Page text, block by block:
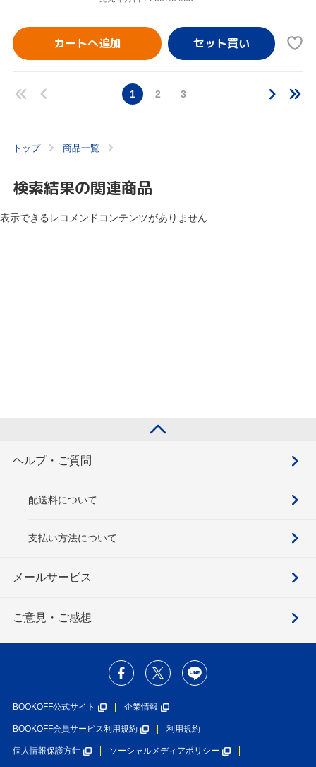
カートへ追加
1 2 3
トップ 商品一覧
検索結果の関連商品
表示できるレコメンドコンテンツがありません
ヘルプ・ご質問
配送料について
支払い方法について
メールサービス
ご意見・ご感想
BOOKOFF公式サイト 企業情報
BOOKOFF会員サービス利用規約 利用規約
個人情報保護方針 ソーシャルメディアポリシー